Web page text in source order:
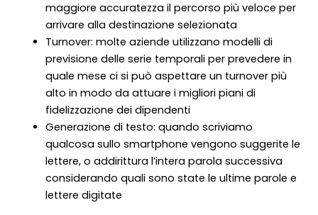
maggiore accuratezza il percorso più veloce per
arrivare alla destinazione selezionata
Turnover: molte aziende utilizzano modelli di
previsione delle serie temporali per prevedere in
quale mese ci si può aspettare un turnover più
alto in modo da attuare i migliori piani di
fidelizzazione dei dipendenti
Generazione di testo: quando scriviamo
qualcosa sullo smartphone vengono suggerite le
lettere, o addirittura l’intera parola successiva
considerando quali sono state le ultime parole e
lettere digitate